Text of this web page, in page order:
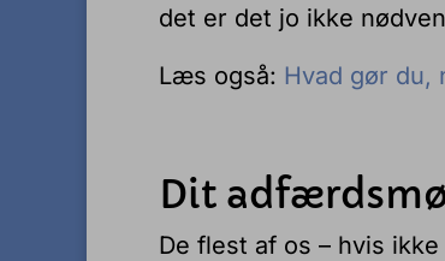
det er det jo ikke
Læs også: Hvad gør du,
Dit
De flest af os – hvis